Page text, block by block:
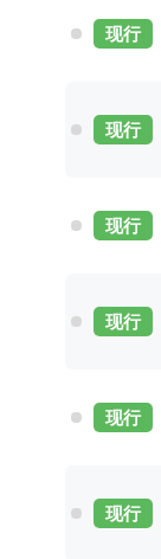
现行
现行
现行
现行
现行
现行